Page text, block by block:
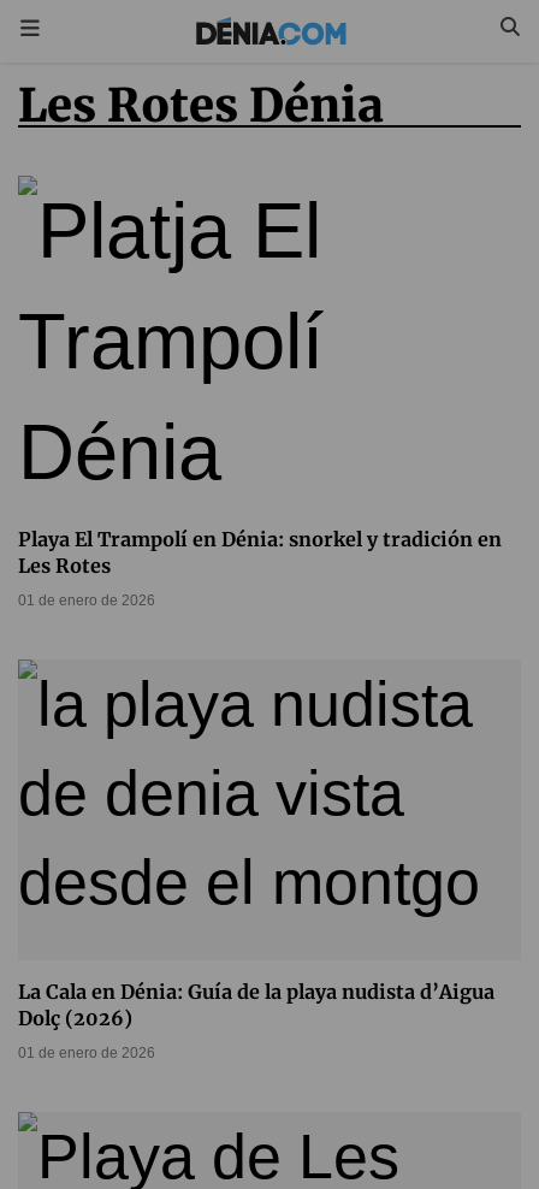
Les Rotes Dénia
Playa El Trampolí en Dénia: snorkel y tradición en
Les Rotes
01 de enero de 2026
La Cala en Dénia: Guía de la playa nudista d’Aigua
Dolç (2026)
01 de enero de 2026